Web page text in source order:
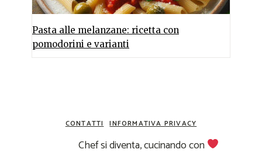
Pasta alle melanzane: ricetta con
pomodorini e varianti
CONTATTI INFORMATIVA PRIVACY
Chef si diventa, cucinando con